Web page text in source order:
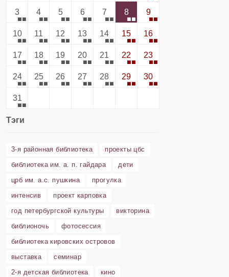
3 4 5 6 7 8 9
10 11 12 13 14 15 16
17 18 19 20 21 22 23
24 25 26 27 28 29 30
31
Тэги
3-я районная библиотека
проекты цбс
библиотека им. а. п. гайдара
дети
црб им. а.с. пушкина
прогулка
интенсив
проект карповка
год петербургской культуры
викторина
библионочь
фотосессия
библиотека кировских островов
выставка
семинар
2-я детская библиотека
кино